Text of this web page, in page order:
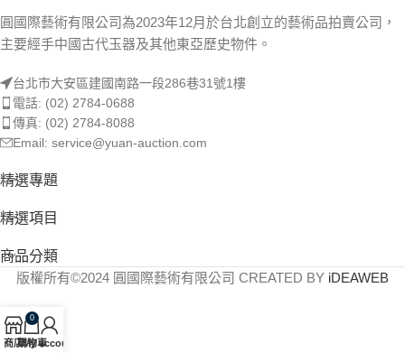
圓國際藝術有限公司為2023年12月於台北創立的藝術品拍賣公司，
主要經手中國古代玉器及其他東亞歷史物件。
台北市大安區建國南路一段286巷31號1樓
電話: (02) 2784-0688
傳真: (02) 2784-8088
Email: service@yuan-auction.com
精選專題
精選項目
商品分類
版權所有©2024 圓國際藝術有限公司 CREATED BY iDEAWEB
商店
0
購物車
My account